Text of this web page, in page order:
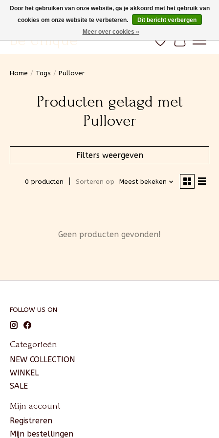
Gratis verzending vanaf 100€ (BE) Snelle levering
Be Unique Verlanglijst
Home / Tags / Pullover
Producten getagd met
Pullover
Filters weergeven
0 producten Sorteren op Meest bekeken
Geen producten gevonden!
FOLLOW US ON
Categorieën
NEW COLLECTION
WINKEL
SALE
Mijn account
Registreren
Mijn bestellingen
Door het gebruiken van onze website, ga je akkoord met het gebruik van
cookies om onze website te verbeteren.
Dit bericht verbergen
Meer over cookies »